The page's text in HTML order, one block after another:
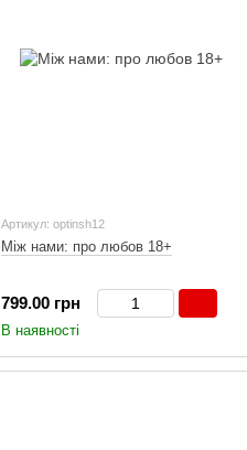
Артикул: optinsh12
Між нами: про любов 18+
799.00 грн
В наявності